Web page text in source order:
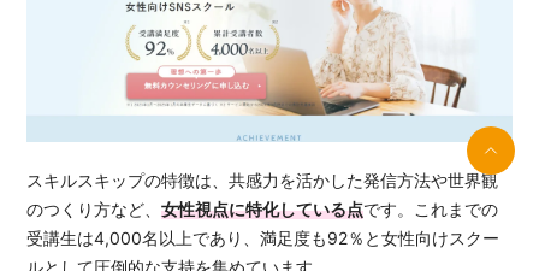
スキルスキップの特徴は、共感力を活かした発信方法や世界観
のつくり方など、女性視点に特化している点です。これまでの
受講生は4,000名以上であり、満足度も92％と女性向けスクー
ルとして圧倒的な支持を集めています。